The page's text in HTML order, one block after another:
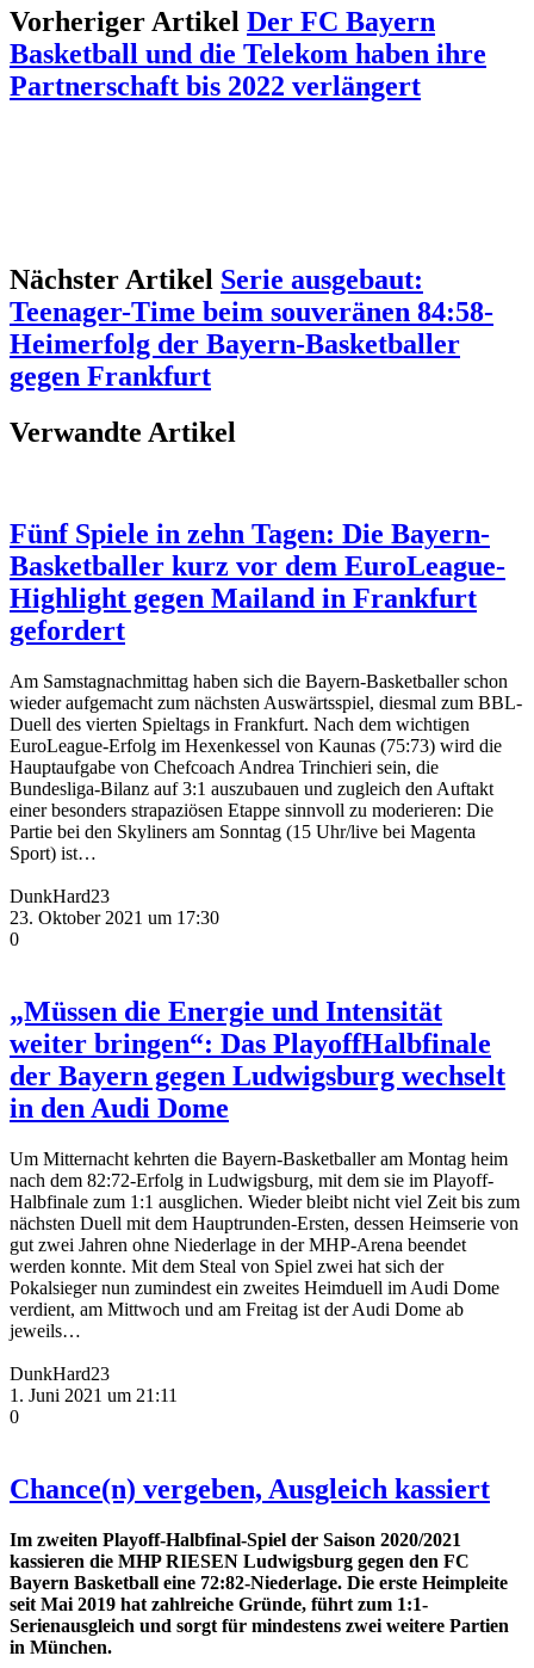
Vorheriger Artikel Der FC Bayern
Basketball und die Telekom haben ihre
Partnerschaft bis 2022 verlängert
Nächster Artikel Serie ausgebaut:
Teenager-Time beim souveränen 84:58-
Heimerfolg der Bayern-Basketballer
gegen Frankfurt
Verwandte Artikel
Fünf Spiele in zehn Tagen: Die Bayern-
Basketballer kurz vor dem EuroLeague-
Highlight gegen Mailand in Frankfurt
gefordert
Am Samstagnachmittag haben sich die Bayern-Basketballer schon
wieder aufgemacht zum nächsten Auswärtsspiel, diesmal zum BBL-
Duell des vierten Spieltags in Frankfurt. Nach dem wichtigen
EuroLeague-Erfolg im Hexenkessel von Kaunas (75:73) wird die
Hauptaufgabe von Chefcoach Andrea Trinchieri sein, die
Bundesliga-Bilanz auf 3:1 auszubauen und zugleich den Auftakt
einer besonders strapaziösen Etappe sinnvoll zu moderieren: Die
Partie bei den Skyliners am Sonntag (15 Uhr/live bei Magenta
Sport) ist…
DunkHard23
23. Oktober 2021 um 17:30
0
„Müssen die Energie und Intensität
weiter bringen“: Das PlayoffHalbfinale
der Bayern gegen Ludwigsburg wechselt
in den Audi Dome
Um Mitternacht kehrten die Bayern-Basketballer am Montag heim
nach dem 82:72-Erfolg in Ludwigsburg, mit dem sie im Playoff-
Halbfinale zum 1:1 ausglichen. Wieder bleibt nicht viel Zeit bis zum
nächsten Duell mit dem Hauptrunden-Ersten, dessen Heimserie von
gut zwei Jahren ohne Niederlage in der MHP-Arena beendet
werden konnte. Mit dem Steal von Spiel zwei hat sich der
Pokalsieger nun zumindest ein zweites Heimduell im Audi Dome
verdient, am Mittwoch und am Freitag ist der Audi Dome ab
jeweils…
DunkHard23
1. Juni 2021 um 21:11
0
Chance(n) vergeben, Ausgleich kassiert
Im zweiten Playoff-Halbfinal-Spiel der Saison 2020/2021
kassieren die MHP RIESEN Ludwigsburg gegen den FC
Bayern Basketball eine 72:82-Niederlage. Die erste Heimpleite
seit Mai 2019 hat zahlreiche Gründe, führt zum 1:1-
Serienausgleich und sorgt für mindestens zwei weitere Partien
in München.